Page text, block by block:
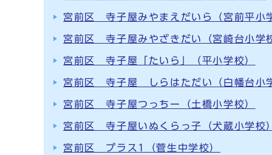
宮前区 寺子屋みやまえだいら（宮前平小
宮前区 寺子屋みやざきだい（宮崎台小学
宮前区 寺子屋「たいら」（平小学校）
宮前区 寺子屋 しらはただい（白幡台小
宮前区 寺子屋つっちー（土橋小学校）
宮前区 寺子屋いぬくらっ子（犬蔵小学校）
宮前区 プラス1（菅生中学校）